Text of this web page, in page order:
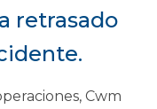
retrasado
Cwm